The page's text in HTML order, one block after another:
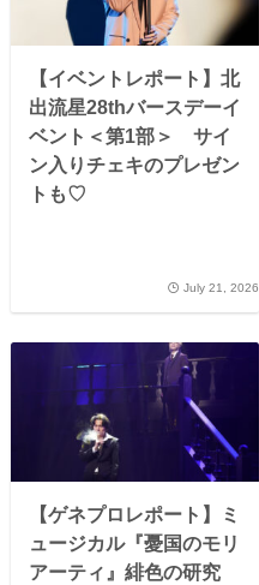
【イベントレポート】北
出流星28thバースデーイ
ベント＜第1部＞ サイ
ン入りチェキのプレゼン
トも♡
July 21, 2026
【ゲネプロレポート】ミ
ュージカル『憂国のモリ
アーティ』緋色の研究